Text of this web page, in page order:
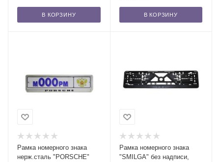
В КОРЗИНУ В КОРЗИНУ
Рамка номерного знака
нерж.сталь "PORSCHE"
Рамка номерного знака
"SMILGA" без надписи,